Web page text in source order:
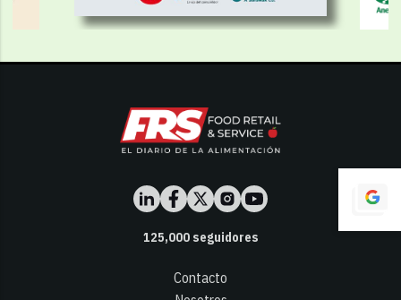
125,000seguidores
Contacto